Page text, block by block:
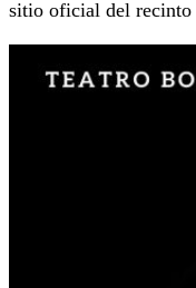
sitio oficial del recinto